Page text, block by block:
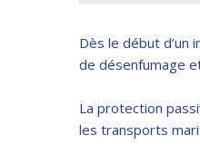
Dès le début d’un
de désenfumage
La protection
les transports